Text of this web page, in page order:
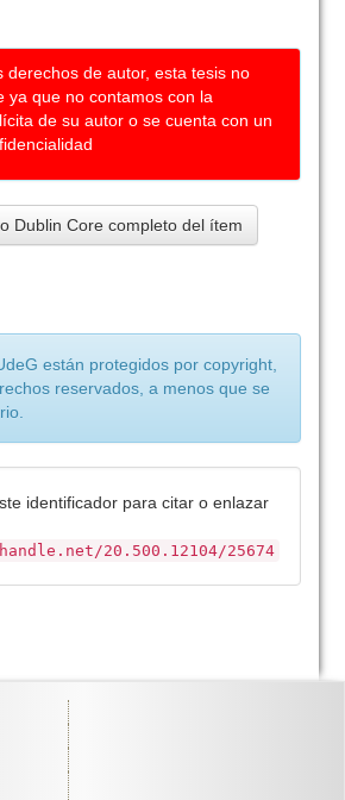
derechos de autor, esta tesis no
ya que no contamos con la
de su autor o se cuenta con un
Dublin Core completo del ítem
están protegidos por copyright,
reservados, a menos que se
identificador para citar o enlazar
20.500.12104/25674